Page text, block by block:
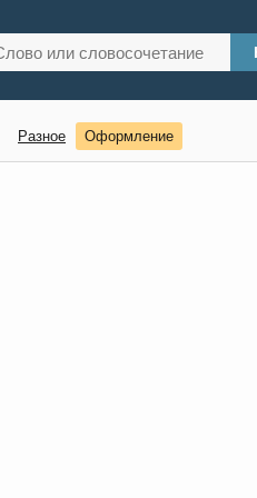
Разное Оформление